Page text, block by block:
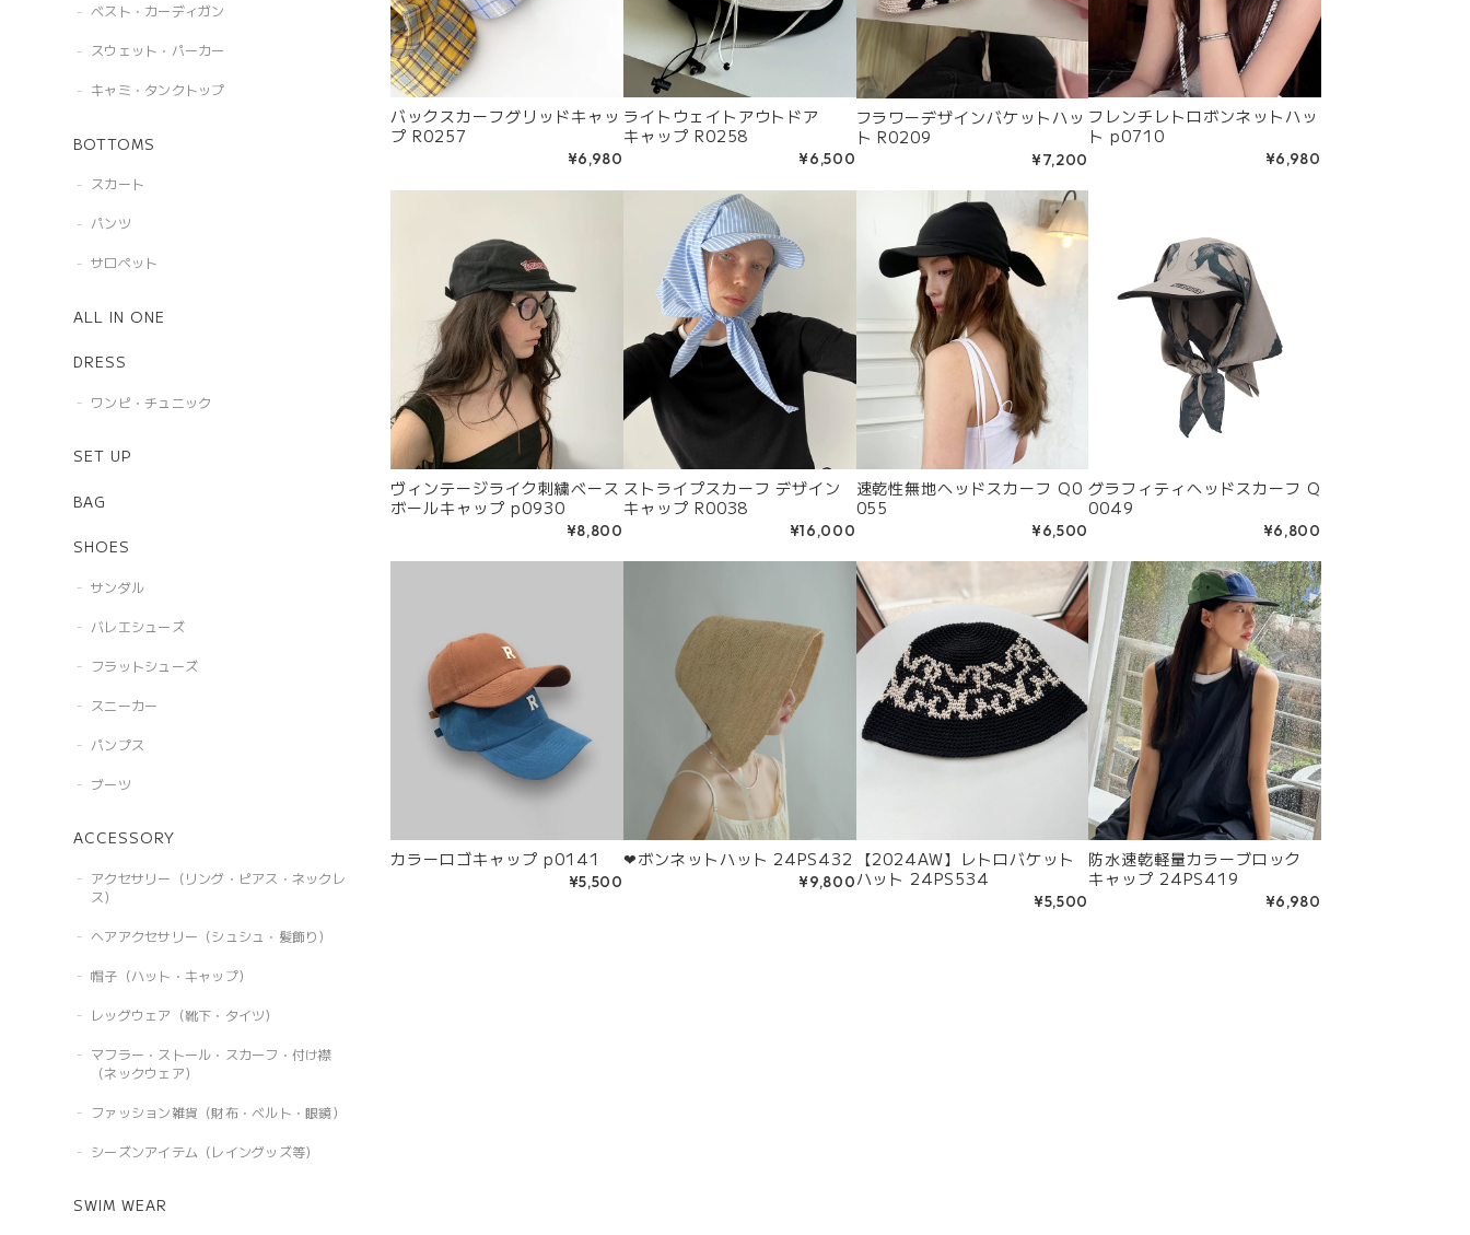
ベスト・カーディガン
スウェット・パーカー
キャミ・タンクトップ
BOTTOMS
スカート
パンツ
サロペット
ALL IN ONE
DRESS
ワンピ・チュニック
SET UP
BAG
SHOES
サンダル
バレエシューズ
フラットシューズ
スニーカー
パンプス
ブーツ
ACCESSORY
アクセサリー（リング・ピアス・ネックレ
ス）
ヘアアクセサリー（シュシュ・髪飾り）
帽子（ハット・キャップ）
レッグウェア（靴下・タイツ）
マフラー・ストール・スカーフ・付け襟
（ネックウェア）
ファッション雑貨（財布・ベルト・眼鏡）
シーズンアイテム（レイングッズ等）
SWIM WEAR
バックスカーフグリッドキャッ
プ R0257
¥6,980
ライトウェイトアウトドア
キャップ R0258
¥6,500
フラワーデザインバケットハッ
ト R0209
¥7,200
フレンチレトロボンネットハッ
ト p0710
¥6,980
ヴィンテージライク刺繍ベース
ボールキャップ p0930
¥8,800
ストライプスカーフ デザイン
キャップ R0038
¥16,000
速乾性無地ヘッドスカーフ Q0
055
¥6,500
グラフィティヘッドスカーフ Q
0049
¥6,800
カラーロゴキャップ p0141
¥5,500
❤︎ボンネットハット 24PS432
¥9,800
【2024AW】レトロバケット
ハット 24PS534
¥5,500
防水速乾軽量カラーブロック
キャップ 24PS419
¥6,980